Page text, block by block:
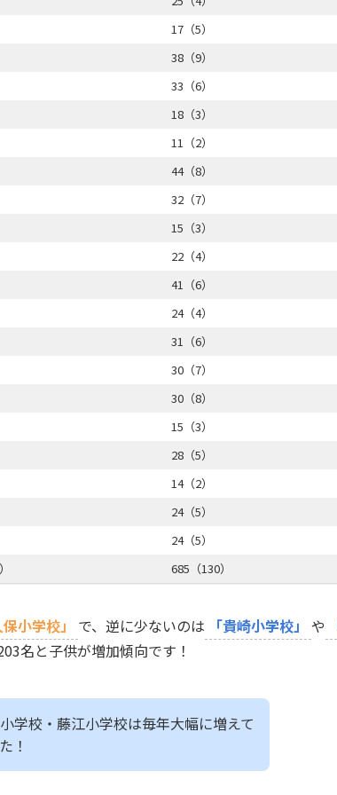
17（5）
38（9）
33（6）
18（3）
11（2）
44（8）
32（7）
15（3）
22（4）
41（6）
24（4）
31（6）
30（7）
30（8）
15（3）
28（5）
14（2）
24（5）
24（5）
685（130）
小学校」 で、逆に少ないのは 「貴崎小学校」 や
名と子供が増加傾向です！
学校・藤江小学校は毎年大幅に増えて
！